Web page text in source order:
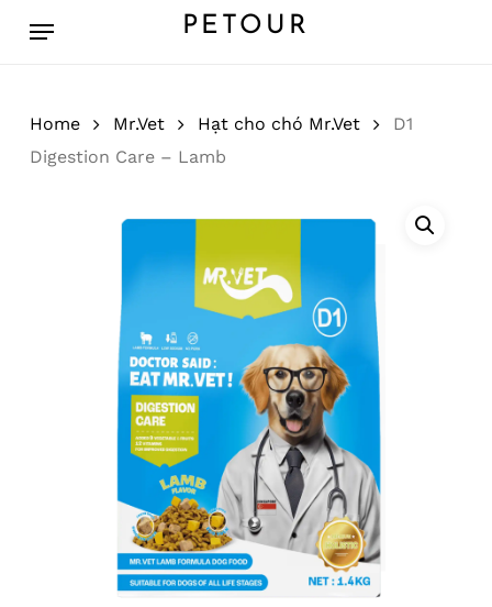
PETOUR
Menu
Home Mr.Vet Hạt cho chó Mr.Vet
D1
Digestion Care – Lamb